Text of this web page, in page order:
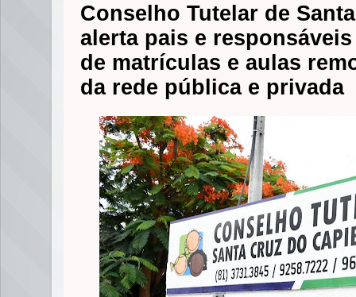
Conselho Tutelar de
alerta pais e
de matrículas e aulas
da rede pública e privada